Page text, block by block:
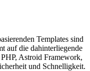
Templates sind
auf die dahinterliegende
Astroid Framework,
und Schnelligkeit.